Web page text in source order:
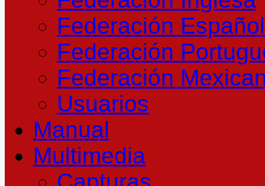
Federación
Federación
Federación
Usuarios
Manual
Multimedia